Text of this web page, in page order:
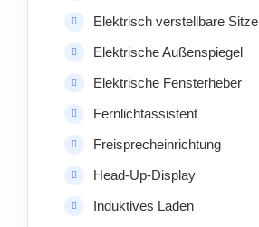
Elektrisch verstellbare Sitze
Elektrische Außenspiegel
Elektrische Fensterheber
Fernlichtassistent
Freisprecheinrichtung
Head-Up-Display
Induktives Laden